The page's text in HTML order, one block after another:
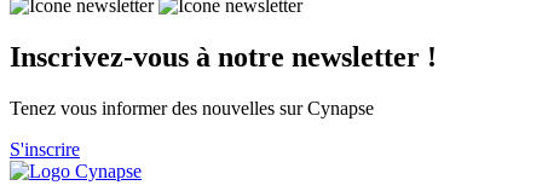
Inscrivez-vous à notre newsletter !
Tenez vous informer des nouvelles sur Cynapse
S'inscrire